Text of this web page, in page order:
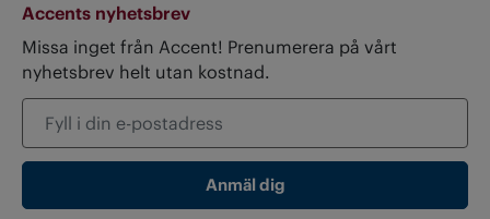
Accents nyhetsbrev
Missa inget från Accent! Prenumerera på vårt
nyhetsbrev helt utan kostnad.